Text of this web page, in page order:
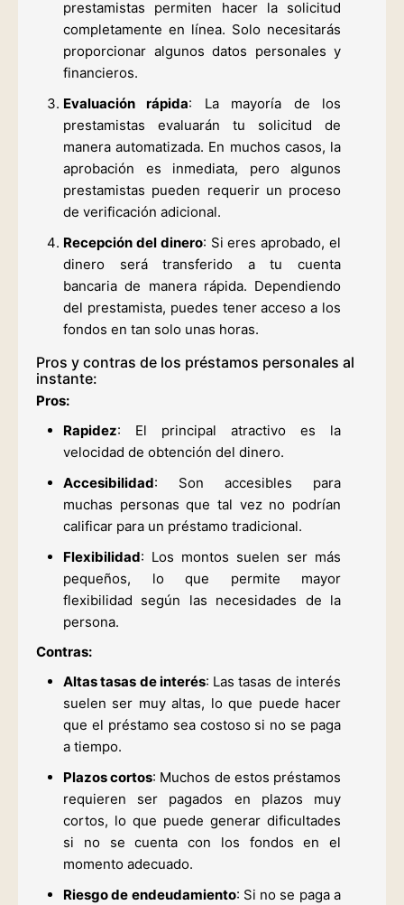
prestamistas permiten hacer la solicitud
completamente en línea. Solo necesitarás
proporcionar algunos datos personales y
financieros.
Evaluación rápida: La mayoría de los
prestamistas evaluarán tu solicitud de
manera automatizada. En muchos casos, la
aprobación es inmediata, pero algunos
prestamistas pueden requerir un proceso
de verificación adicional.
Recepción del dinero: Si eres aprobado, el
dinero será transferido a tu cuenta
bancaria de manera rápida. Dependiendo
del prestamista, puedes tener acceso a los
fondos en tan solo unas horas.
Pros y contras de los préstamos personales al
instante:
Pros:
Rapidez: El principal atractivo es la
velocidad de obtención del dinero.
Accesibilidad: Son accesibles para
muchas personas que tal vez no podrían
calificar para un préstamo tradicional.
Flexibilidad: Los montos suelen ser más
pequeños, lo que permite mayor
flexibilidad según las necesidades de la
persona.
Contras:
Altas tasas de interés: Las tasas de interés
suelen ser muy altas, lo que puede hacer
que el préstamo sea costoso si no se paga
a tiempo.
Plazos cortos: Muchos de estos préstamos
requieren ser pagados en plazos muy
cortos, lo que puede generar dificultades
si no se cuenta con los fondos en el
momento adecuado.
Riesgo de endeudamiento: Si no se paga a